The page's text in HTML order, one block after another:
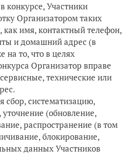
конкурсе, Участники
Организатором таких
имя, контактный телефон,
и домашний адрес (в
на то, что в целях
Организатор вправе
технические или
сбор, систематизацию,
(обновление,
распространение (в том
блокирование,
данных Участников